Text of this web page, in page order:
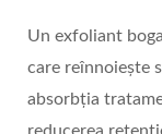
Un exfoliant
care reînnoiește
absorbția